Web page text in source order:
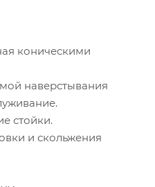
коническими
наверстывания
стойки.
и скольжения